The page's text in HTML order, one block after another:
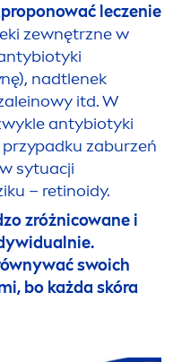
leczenie
zewnętrzne w
nadtlenek
itd. W
antybiotyki
zaburzeń
sytuacji
– retinoidy.
zróżnicowane i
swoich
bo każda skóra